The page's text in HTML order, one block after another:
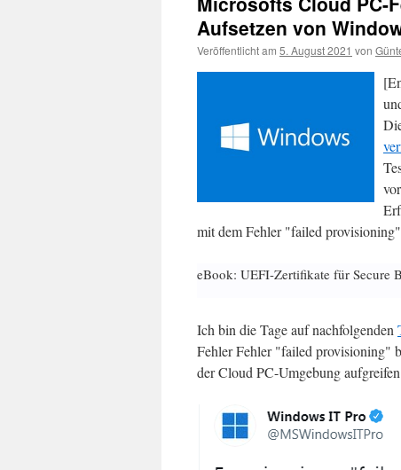
Aufsetzen von
Veröffentlicht am 5. August 2021 von
mit dem Fehler "failed
eBook: UEFI-Zertifikate für Secure
Ich bin die Tage auf nachfolgenden
Fehler Fehler "failed provisioning"
der Cloud PC-Umgebung